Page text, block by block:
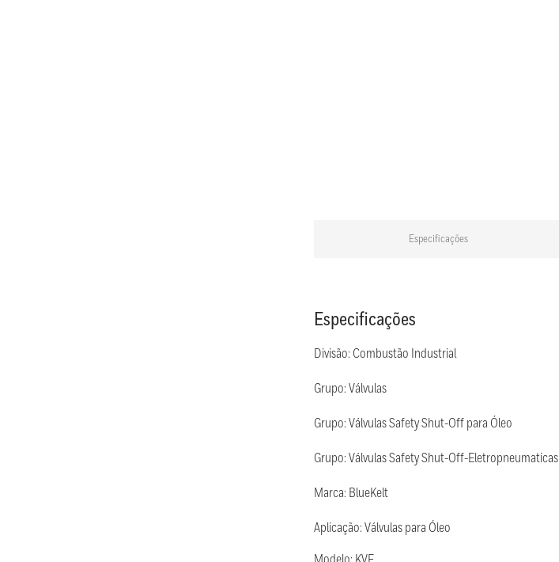
Especificações
Especificações
Divisão: Combustão Industrial
Grupo: Válvulas
Grupo: Válvulas Safety Shut-Off para Óleo
Grupo: Válvulas Safety Shut-Off-Eletropneumaticas
Marca: BlueKelt
Aplicação: Válvulas para Óleo